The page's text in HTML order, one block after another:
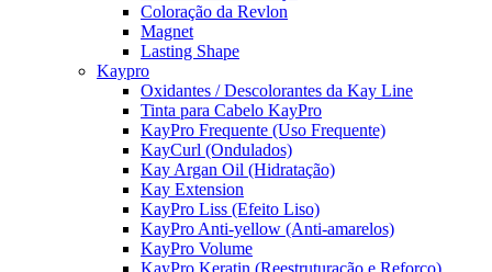
Coloração da Revlon
Magnet
Lasting Shape
Kaypro
Oxidantes / Descolorantes da Kay Line
Tinta para Cabelo KayPro
KayPro Frequente (Uso Frequente)
KayCurl (Ondulados)
Kay Argan Oil (Hidratação)
Kay Extension
KayPro Liss (Efeito Liso)
KayPro Anti-yellow (Anti-amarelos)
KayPro Volume
KayPro Keratin (Reestruturação e Reforço)